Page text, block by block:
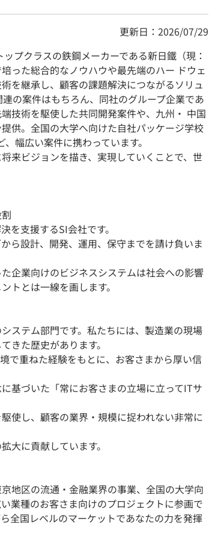
更新日：2026/07/29
プクラスの鉄鋼メーカーである新日鐵（現：
った総合的なノウハウや最先端のハー ドウェ
を継承し、顧客の課題解決につながるソリュ
の案件はもちろん、同社のグループ企業であ
技術を駆使した共同開発案件や、九州・ 中国
供。全国の大学へ向けた自社パッケージ学校
幅広い案件に携わっています。
来ビジョンを描き、実現していくことで、世
を支援するSI会社です。
ら設計、開発、運用、保守までを請け負いま
企業向けのビジネスシステムは社会への影響
トとは一線を画します。
ステム部門です。私たちには、製造業の現場
きた歴史があります。
で重ねた経験をもとに、お客さまから厚い信
基づいた「常にお客さまの立場に立ってITサ
使し、顧客の業界・規模に捉われない非常に
大に貢献しています。
地区の流通・金融業界の事業、全国の大学向
業種のお客さま向けのプロジェクトに参画で
全国レベルのマーケットであなたの力を発揮